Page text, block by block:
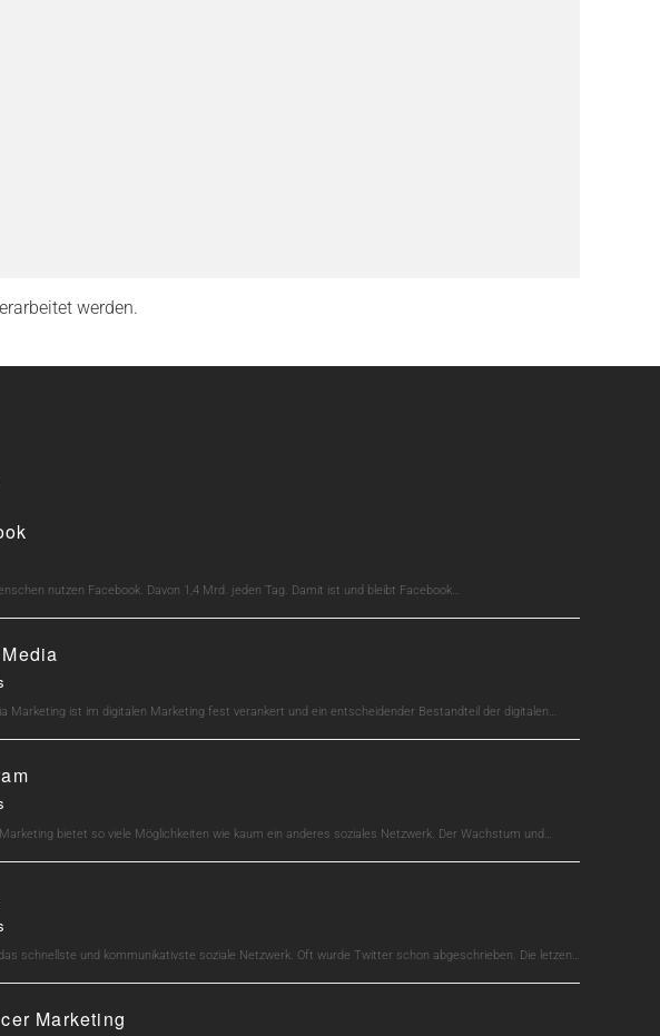
werden.
nutzen Facebook. Davon 1,4 Mrd. jeden Tag. Damit ist und bleibt Facebook…
Marketing ist im digitalen Marketing fest verankert und ein entscheidender Bestandteil der digitalen…
bietet so viele Möglichkeiten wie kaum ein anderes soziales Netzwerk. Der Wachstum und…
schnellste und kommunikativste soziale Netzwerk. Oft wurde Twitter schon abgeschrieben. Die letzen…
Marketing